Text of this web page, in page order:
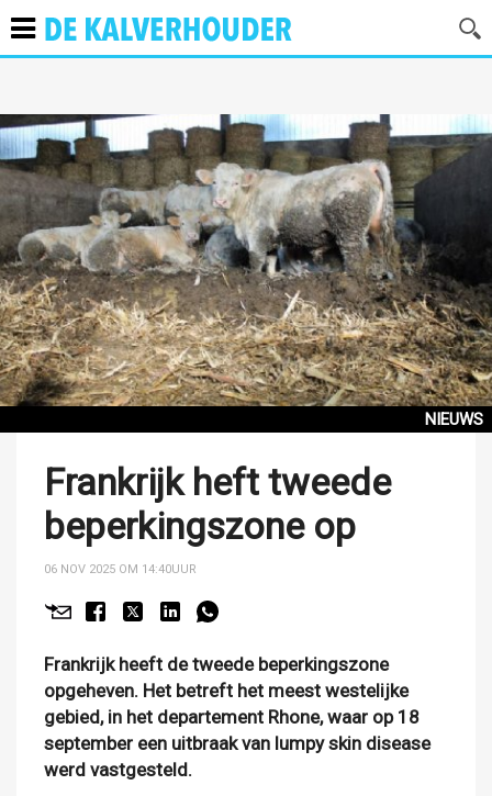
NIEUWS
Frankrijk heft tweede
beperkingszone op
06 NOV 2025 OM 14:40UUR
Frankrijk heeft de tweede beperkingszone
opgeheven. Het betreft het meest westelijke
gebied, in het departement Rhone, waar op 18
september een uitbraak van lumpy skin disease
werd vastgesteld.